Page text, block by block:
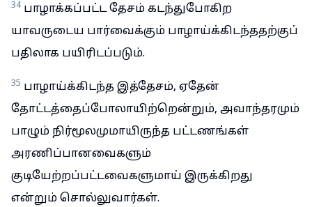
34 பாழாக்கப்பட்ட தேசம் கடந்துபோகிற
யாவருடைய பார்வைக்கும் பாழாய்க்கிடந்ததற்குப்
பதிலாக பயிரிடப்படும்.
35 பாழாய்க்கிடந்த இத்தேசம், ஏதேன்
தோட்டத்தைப்போலாயிற்றென்றும், அவாந்தரமும்
பாழும் நிர்மூலமுமாயிருந்த பட்டணங்கள்
அரணிப்பானவைகளும்
குடியேற்றப்பட்டவைகளுமாய் இருக்கிறது
என்றும் சொல்லுவார்கள்.